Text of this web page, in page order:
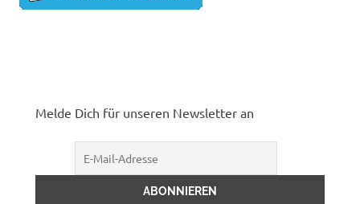
Melde Dich für unseren Newsletter an